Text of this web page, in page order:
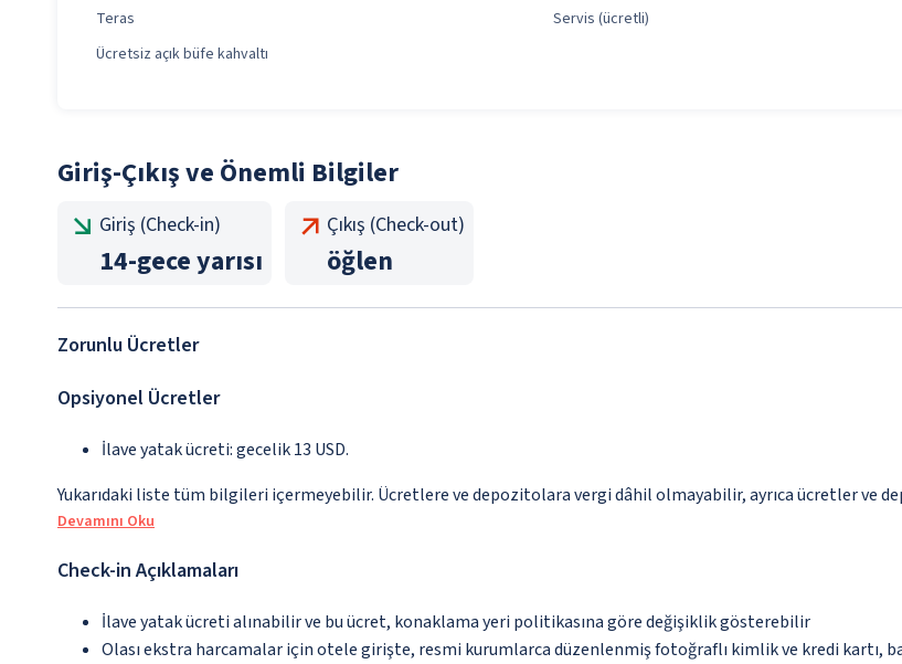
Teras
Servis (ücretli)
Ücretsiz açık büfe kahvaltı
Giriş-Çıkış ve Önemli Bilgiler
Giriş (Check-in)
14-gece yarısı
Çıkış (Check-out)
öğlen
Zorunlu Ücretler
Opsiyonel Ücretler
İlave yatak ücreti: gecelik 13 USD.
Yukarıdaki liste tüm bilgileri içermeyebilir. Ücretlere ve depozitolara vergi dâhil olmayabilir, ayrıca ücretler ve
Devamını Oku
Check-in Açıklamaları
İlave yatak ücreti alınabilir ve bu ücret, konaklama yeri politikasına göre değişiklik gösterebilir
Olası ekstra harcamalar için otele girişte, resmi kurumlarca düzenlenmiş fotoğraflı kimlik ve kredi kartı,